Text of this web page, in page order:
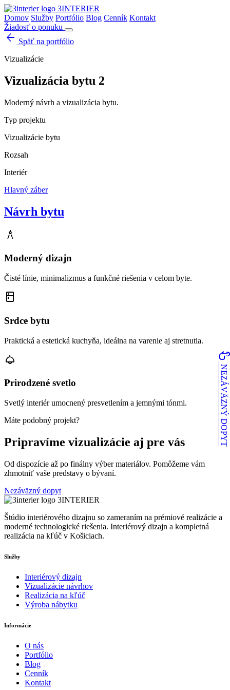
NEZÁVÄZNÝ DOPYT
3INTERIER
Domov Služby Portfólio Blog Cenník Kontakt
Žiadosť o ponuku
arrow_back Späť na portfólio
Vizualizácie
Vizualizácia bytu 2
Moderný návrh a vizualizácia bytu.
Typ projektu
Vizualizácie bytu
Rozsah
Interiér
Hlavný záber
Návrh bytu
architecture
Moderný dizajn
Čisté línie, minimalizmus a funkčné riešenia v celom byte.
kitchen
Srdce bytu
Praktická a estetická kuchyňa, ideálna na varenie aj stretnutia.
light
Prirodzené svetlo
Svetlý interiér umocnený presvetlením a jemnými tónmi.
Máte podobný projekt?
Pripravíme vizualizácie aj pre vás
Od dispozície až po finálny výber materiálov. Pomôžeme vám
zhmotniť vaše predstavy o bývaní.
Nezáväzný dopyt
3INTERIER
Štúdio interiérového dizajnu so zameraním na prémiové realizácie a
moderné technologické riešenia. Interiérový dizajn a kompletná
realizácia na kľúč v Košiciach.
Služby
Interiérový dizajn
Vizualizácie návrhov
Realizácia na kľúč
Výroba nábytku
Informácie
O nás
Portfólio
Blog
Cenník
Kontakt